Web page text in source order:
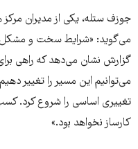
جوزف ستله، یکی از مدیران
می‌گوید: «شرایط سخت و
گزارش نشان می‌دهد که راهی
می‌توانیم این مسیر را تغییر
تغییری اساسی را شروع کرد.
کارساز نخواهد بود.»